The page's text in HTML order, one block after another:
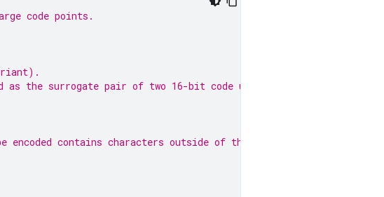
code points.
the surrogate pair of two 16-bit code units '\ud83e\uddc0'.
contains characters outside of the Latin1 range.